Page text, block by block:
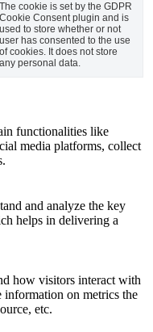
The cookie is set by the GDPR
Cookie Consent plugin and is
used to store whether or not
user has consented to the use
of cookies. It does not store
any personal data.
functionalities like
media platforms, collect
and analyze the key
helps in delivering a
how visitors interact with
information on metrics the
etc.